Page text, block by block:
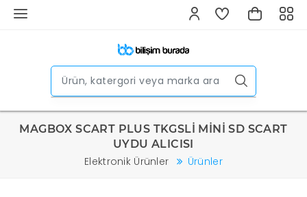
MAGBOX SCART PLUS TKGSLİ MİNİ SD SCART
UYDU ALICISI
Elektronik Ürünler Ürünler